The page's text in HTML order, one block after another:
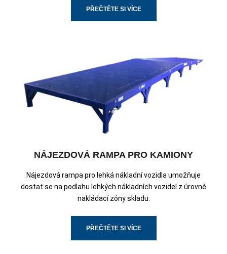
PŘEČTĚTE SI VÍCE
NÁJEZDOVÁ RAMPA PRO KAMIONY
Nájezdová rampa pro lehká nákladní vozidla umožňuje
dostat se na podlahu lehkých nákladních vozidel z úrovně
nakládací zóny skladu.
PŘEČTĚTE SI VÍCE